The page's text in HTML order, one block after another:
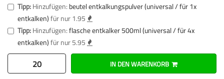
Tipp:Hinzufügen: beutel entkalkungspulver (universal / für 1x
entkalken)für nur 1.95
Tipp:Hinzufügen:flasche entkalker 500ml (universal / für 4x
entkalken)für nur 5.95
IN DEN WARENKORB